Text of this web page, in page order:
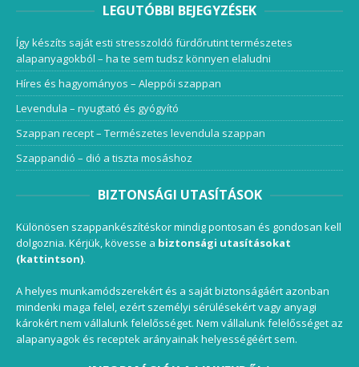
LEGUTÓBBI BEJEGYZÉSEK
Így készíts saját esti stresszoldó fürdőrutint természetes
alapanyagokból – ha te sem tudsz könnyen elaludni
Híres és hagyományos – Aleppói szappan
Levendula – nyugtató és gyógyító
Szappan recept – Természetes levendula szappan
Szappandió – dió a tiszta mosáshoz
BIZTONSÁGI UTASÍTÁSOK
Különösen szappankészítéskor mindig pontosan és gondosan kell
dolgoznia. Kérjük, kövesse a biztonsági utasításokat
(kattintson).
A helyes munkamódszerekért és a saját biztonságáért azonban
mindenki maga felel, ezért személyi sérülésekért vagy anyagi
károkért nem vállalunk felelősséget. Nem vállalunk felelősséget az
alapanyagok és receptek arányainak helyességéért sem.